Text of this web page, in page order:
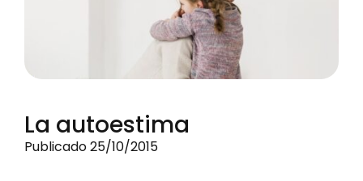
La autoestima
Publicado 25/10/2015